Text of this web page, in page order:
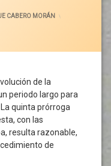
19 MAYO 2020
CABERO MORÁN
de la
periodo largo para
quinta prórroga
con las
resulta razonable,
de